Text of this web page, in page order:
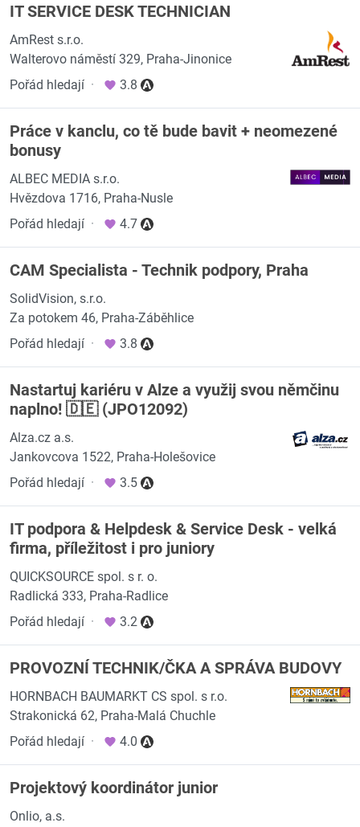
IT SERVICE DESK TECHNICIAN
AmRest s.r.o.
Walterovo náměstí 329, Praha-Jinonice
Pořád hledají · 3.8
Práce v kanclu, co tě bude bavit + neomezené
bonusy
ALBEC MEDIA s.r.o.
Hvězdova 1716, Praha-Nusle
Pořád hledají · 4.7
CAM Specialista - Technik podpory, Praha
SolidVision, s.r.o.
Za potokem 46, Praha-Záběhlice
Pořád hledají · 3.8
Nastartuj kariéru v Alze a využij svou němčinu
naplno! 🇩🇪 (JPO12092)
Alza.cz a.s.
Jankovcova 1522, Praha-Holešovice
Pořád hledají · 3.5
IT podpora & Helpdesk & Service Desk - velká
firma, příležitost i pro juniory
QUICKSOURCE spol. s r. o.
Radlická 333, Praha-Radlice
Pořád hledají · 3.2
PROVOZNÍ TECHNIK/ČKA A SPRÁVA BUDOVY
HORNBACH BAUMARKT CS spol. s r.o.
Strakonická 62, Praha-Malá Chuchle
Pořád hledají · 4.0
Projektový koordinátor junior
Onlio, a.s.